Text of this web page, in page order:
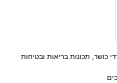
כושר, תכונות בריאות ובטיחות